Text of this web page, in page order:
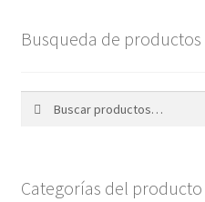
Busqueda de productos
Categorías del producto